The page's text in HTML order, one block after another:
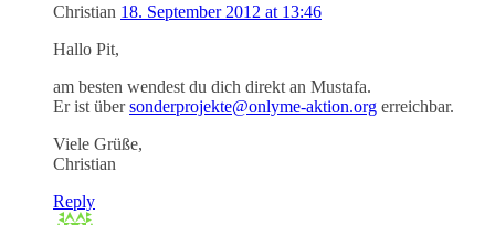
Christian 18. September 2012 at 13:46
Hallo Pit,
am besten wendest du dich direkt an Mustafa.
Er ist übersonderprojekte@onlyme-aktion.org erreichbar.
Viele Grüße,
Christian
Reply